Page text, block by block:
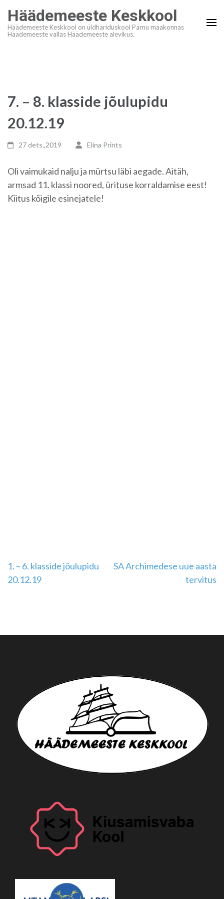
content
Häädemeeste Keskkool
Häädemeeste Keskkool on üldhariduskool Pärnu maakonnas
Häädemeeste vallas Häädemeeste alevikus.
7. – 8. klasside jõulupidu
20.12.19
27 dets.,2019 Elina Prints
Oli vaimukaid nalju ja mürtsu läbi aegade. Aitäh,
armsad 11. klassi noored, ürituse korraldamise eest!
Kiitus kõigile esinejatele!
Navigeerimine
1. – 6. klasside jõulupidu
20.12.19
SA Archimedese uue aasta
tervitus